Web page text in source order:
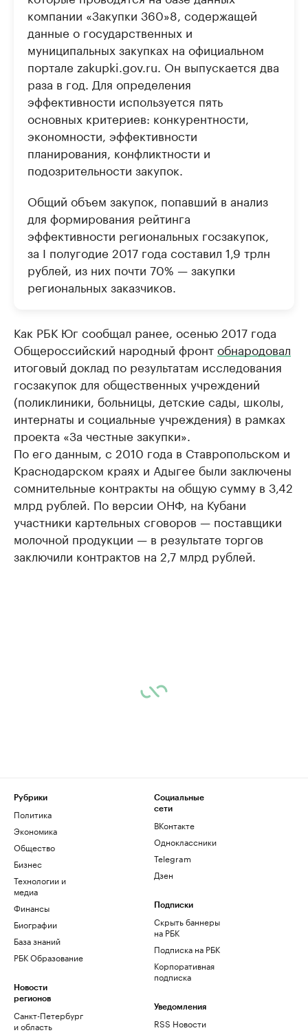
компании «Закупки 360»8, содержащей
данные о государственных и
муниципальных закупках на официальном
портале zakupki.gov.ru. Он выпускается два
раза в год. Для определения
эффективности используется пять
основных критериев: конкурентности,
экономности, эффективности
планирования, конфликтности и
подозрительности закупок.
Общий объем закупок, попавший в анализ
для формирования рейтинга
эффективности региональных госзакупок,
за I полугодие 2017 года составил 1,9 трлн
рублей, из них почти 70% — закупки
региональных заказчиков.
Как РБК Юг сообщал ранее, осенью 2017 года
Общероссийский народный фронтобнародовал
итоговый доклад по результатам исследования
госзакупок для общественных учреждений
(поликлиники, больницы, детские сады, школы,
интернаты и социальные учреждения) в рамках
проекта «За честные закупки».
По его данным, с 2010 года в Ставропольском и
Краснодарском краях и Адыгее были заключены
сомнительные контракты на общую сумму в 3,42
млрд рублей. По версии ОНФ, на Кубани
участники картельных сговоров — поставщики
молочной продукции — в результате торгов
заключили контрактов на 2,7 млрд рублей.
Рубрики
Политика
Экономика
Общество
Бизнес
Технологии и
медиа
Финансы
Биографии
База знаний
РБК Образование
Новости
регионов
Санкт-Петербург
и область
Социальные
сети
ВКонтакте
Одноклассники
Telegram
Дзен
Подписки
Скрыть баннеры
на РБК
Подписка на РБК
Корпоративная
подписка
Уведомления
RSS Новости